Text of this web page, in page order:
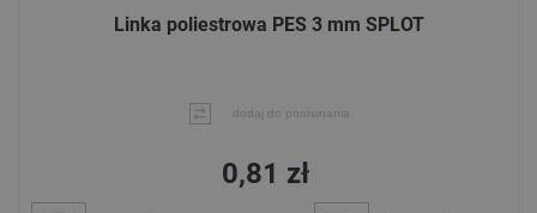
Linka poliestrowa PES 3 mm SPLOT
dodaj do porównania
0,81 zł